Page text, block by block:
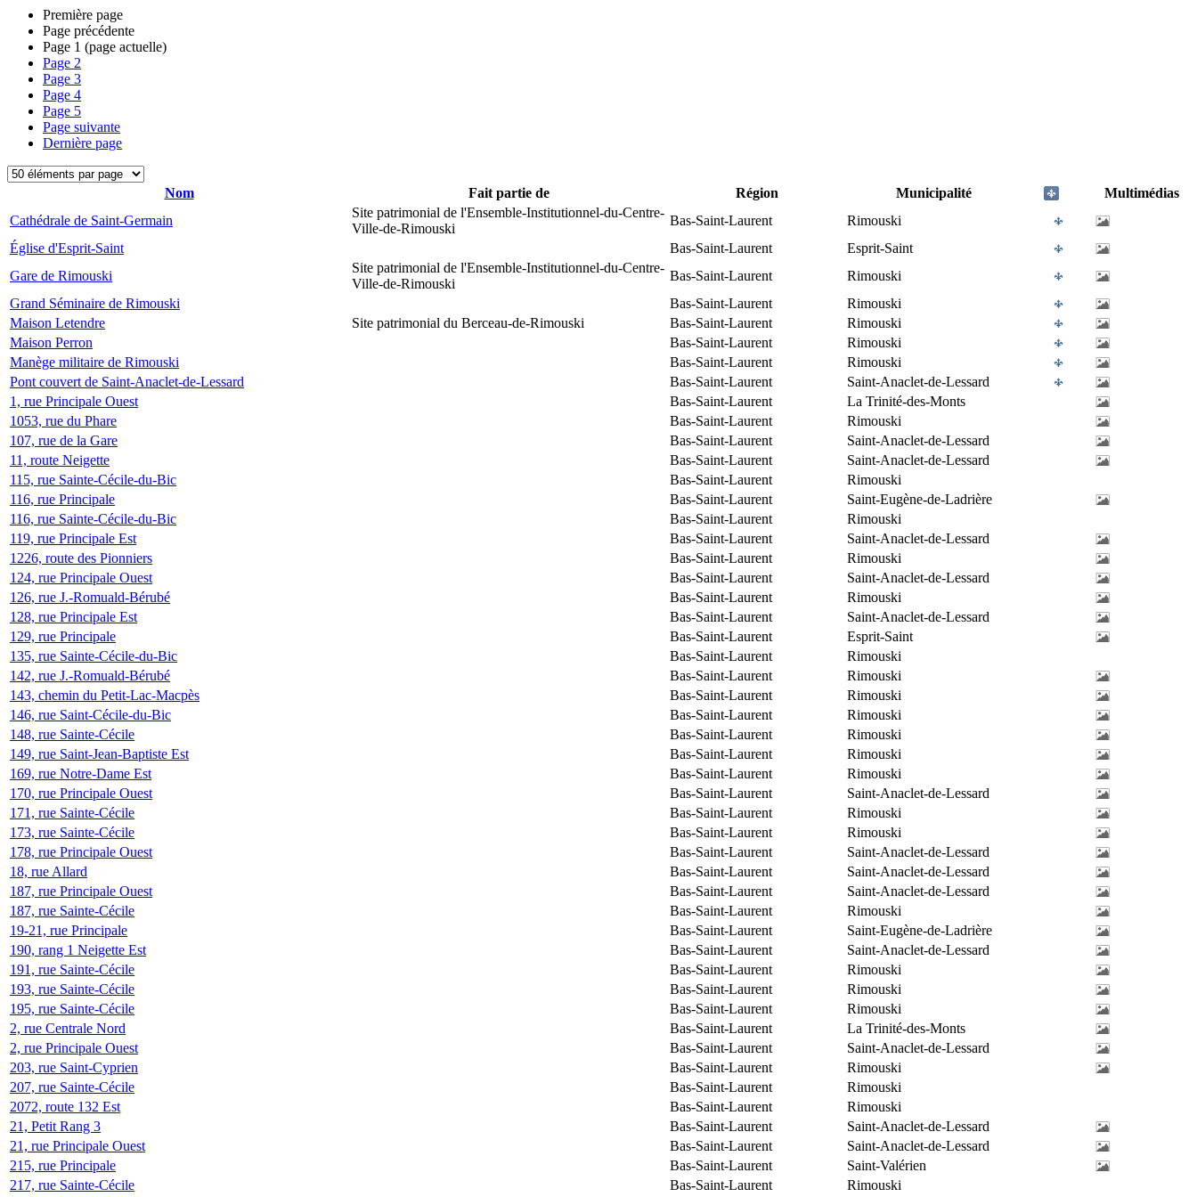
Première page
Page précédente
Page 1 (page actuelle)
Page 2
Page 3
Page 4
Page 5
Page suivante
Dernière page
Nom Fait partie de Région Municipalité
Multimédias
Cathédrale de Saint-Germain
Site patrimonial de l'Ensemble-Institutionnel-du-Centre-
Ville-de-Rimouski
Bas-Saint-Laurent
Rimouski
Église d'Esprit-Saint
Bas-Saint-Laurent
Esprit-Saint
Gare de Rimouski
Site patrimonial de l'Ensemble-Institutionnel-du-Centre-
Ville-de-Rimouski
Bas-Saint-Laurent
Rimouski
Grand Séminaire de Rimouski
Bas-Saint-Laurent
Rimouski
Maison Letendre
Site patrimonial du Berceau-de-Rimouski Bas-Saint-Laurent
Rimouski
Maison Perron
Bas-Saint-Laurent
Rimouski
Manège militaire de Rimouski
Bas-Saint-Laurent
Rimouski
Pont couvert de Saint-Anaclet-de-Lessard
Bas-Saint-Laurent
Saint-Anaclet-de-Lessard
1, rue Principale Ouest
Bas-Saint-Laurent
La Trinité-des-Monts
1053, rue du Phare
Bas-Saint-Laurent
Rimouski
107, rue de la Gare
Bas-Saint-Laurent
Saint-Anaclet-de-Lessard
11, route Neigette
Bas-Saint-Laurent
Saint-Anaclet-de-Lessard
115, rue Sainte-Cécile-du-Bic
Bas-Saint-Laurent
Rimouski
116, rue Principale
Bas-Saint-Laurent
Saint-Eugène-de-Ladrière
116, rue Sainte-Cécile-du-Bic
Bas-Saint-Laurent
Rimouski
119, rue Principale Est
Bas-Saint-Laurent
Saint-Anaclet-de-Lessard
1226, route des Pionniers
Bas-Saint-Laurent
Rimouski
124, rue Principale Ouest
Bas-Saint-Laurent
Saint-Anaclet-de-Lessard
126, rue J.-Romuald-Bérubé
Bas-Saint-Laurent
Rimouski
128, rue Principale Est
Bas-Saint-Laurent
Saint-Anaclet-de-Lessard
129, rue Principale
Bas-Saint-Laurent
Esprit-Saint
135, rue Sainte-Cécile-du-Bic
Bas-Saint-Laurent
Rimouski
142, rue J.-Romuald-Bérubé
Bas-Saint-Laurent
Rimouski
143, chemin du Petit-Lac-Macpès
Bas-Saint-Laurent
Rimouski
146, rue Saint-Cécile-du-Bic
Bas-Saint-Laurent
Rimouski
148, rue Sainte-Cécile
Bas-Saint-Laurent
Rimouski
149, rue Saint-Jean-Baptiste Est
Bas-Saint-Laurent
Rimouski
169, rue Notre-Dame Est
Bas-Saint-Laurent
Rimouski
170, rue Principale Ouest
Bas-Saint-Laurent
Saint-Anaclet-de-Lessard
171, rue Sainte-Cécile
Bas-Saint-Laurent
Rimouski
173, rue Sainte-Cécile
Bas-Saint-Laurent
Rimouski
178, rue Principale Ouest
Bas-Saint-Laurent
Saint-Anaclet-de-Lessard
18, rue Allard
Bas-Saint-Laurent
Saint-Anaclet-de-Lessard
187, rue Principale Ouest
Bas-Saint-Laurent
Saint-Anaclet-de-Lessard
187, rue Sainte-Cécile
Bas-Saint-Laurent
Rimouski
19-21, rue Principale
Bas-Saint-Laurent
Saint-Eugène-de-Ladrière
190, rang 1 Neigette Est
Bas-Saint-Laurent
Saint-Anaclet-de-Lessard
191, rue Sainte-Cécile
Bas-Saint-Laurent
Rimouski
193, rue Sainte-Cécile
Bas-Saint-Laurent
Rimouski
195, rue Sainte-Cécile
Bas-Saint-Laurent
Rimouski
2, rue Centrale Nord
Bas-Saint-Laurent
La Trinité-des-Monts
2, rue Principale Ouest
Bas-Saint-Laurent
Saint-Anaclet-de-Lessard
203, rue Saint-Cyprien
Bas-Saint-Laurent
Rimouski
207, rue Sainte-Cécile
Bas-Saint-Laurent
Rimouski
2072, route 132 Est
Bas-Saint-Laurent
Rimouski
21, Petit Rang 3
Bas-Saint-Laurent
Saint-Anaclet-de-Lessard
21, rue Principale Ouest
Bas-Saint-Laurent
Saint-Anaclet-de-Lessard
215, rue Principale
Bas-Saint-Laurent
Saint-Valérien
217, rue Sainte-Cécile
Bas-Saint-Laurent Rimouski